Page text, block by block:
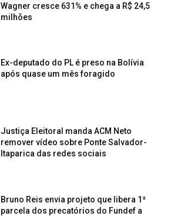
Wagner cresce 631% e chega a R$ 24,5
milhões
Ex-deputado do PL é preso na Bolívia
após quase um mês foragido
Justiça Eleitoral manda ACM Neto
remover vídeo sobre Ponte Salvador-
Itaparica das redes sociais
Bruno Reis envia projeto que libera 1ª
parcela dos precatórios do Fundef a